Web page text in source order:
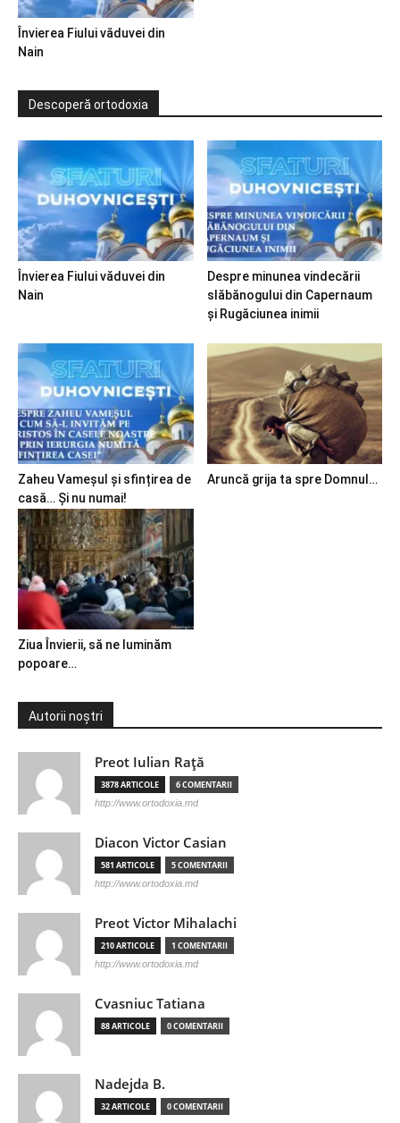
Învierea Fiului văduvei din
Nain
Descoperă ortodoxia
Învierea Fiului văduvei din
Nain
Despre minunea vindecării
slăbănogului din Capernaum
și Rugăciunea inimii
Zaheu Vameșul și sfințirea de
casă… Și nu numai!
Aruncă grija ta spre Domnul…
Ziua Învierii, să ne luminăm
popoare…
Autorii noștri
Preot Iulian Raţă
3878 ARTICOLE 6 COMENTARII
http://www.ortodoxia.md
Diacon Victor Casian
581 ARTICOLE 5 COMENTARII
http://www.ortodoxia.md
Preot Victor Mihalachi
210 ARTICOLE 1 COMENTARII
http://www.ortodoxia.md
Cvasniuc Tatiana
88 ARTICOLE 0 COMENTARII
Nadejda B.
32 ARTICOLE 0 COMENTARII